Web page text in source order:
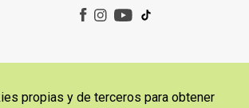
propias y de terceros para obtener